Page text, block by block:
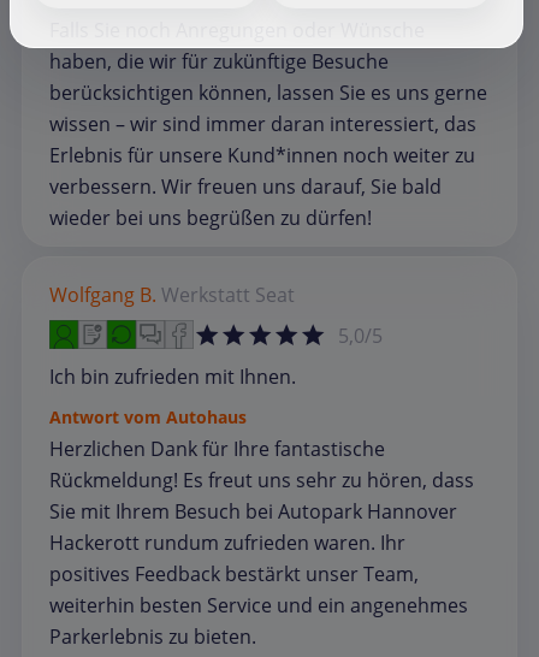
haben, die wir für zukünftige Besuche
berücksichtigen können, lassen Sie es uns gerne
wissen – wir sind immer daran interessiert, das
Erlebnis für unsere Kund*innen noch weiter zu
verbessern. Wir freuen uns darauf, Sie bald
wieder bei uns begrüßen zu dürfen!
Wolfgang B. Werkstatt Seat
5,0/5
Ich bin zufrieden mit Ihnen.
Antwort vom Autohaus
Herzlichen Dank für Ihre fantastische
Rückmeldung! Es freut uns sehr zu hören, dass
Sie mit Ihrem Besuch bei Autopark Hannover
Hackerott rundum zufrieden waren. Ihr
positives Feedback bestärkt unser Team,
weiterhin besten Service und ein angenehmes
Parkerlebnis zu bieten.